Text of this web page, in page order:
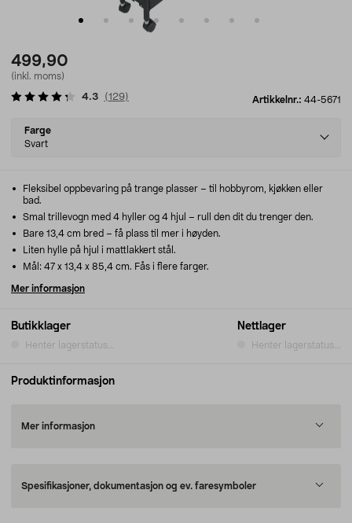
499,90
(inkl. moms)
Artikkelnr.: 44-5671
4.3 (129)
Select
variant
Farge
Svart
Butikklager
Henter lagerstatus...
Nettlager
Henter lagerstatus...
Fleksibel oppbevaring på trange plasser – til hobbyrom, kjøkken eller
bad.
Smal trillevogn med 4 hyller og 4 hjul – rull den dit du trenger den.
Bare 13,4 cm bred – få plass til mer i høyden.
Liten hylle på hjul i mattlakkert stål.
Mål: 47 x 13,4 x 85,4 cm. Fås i flere farger.
Mer informasjon
Produktinformasjon
Mer informasjon
Spesifikasjoner, dokumentasjon og ev. faresymboler